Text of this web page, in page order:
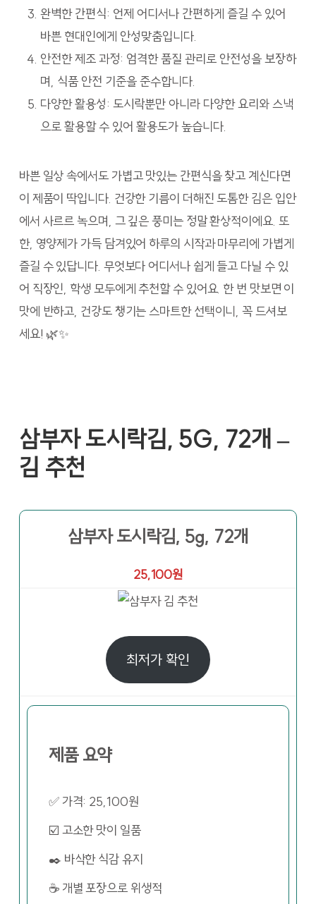
완벽한 간편식: 언제 어디서나 간편하게 즐길 수 있어
바쁜 현대인에게 안성맞춤입니다.
안전한 제조 과정: 엄격한 품질 관리로 안전성을 보장하
며, 식품 안전 기준을 준수합니다.
다양한 활용성: 도시락뿐만 아니라 다양한 요리와 스낵
으로 활용할 수 있어 활용도가 높습니다.
바쁜 일상 속에서도 가볍고 맛있는 간편식을 찾고 계신다면
이 제품이 딱입니다. 건강한 기름이 더해진 도톰한 김은 입안
에서 사르르 녹으며, 그 깊은 풍미는 정말 환상적이에요. 또
한, 영양제가 가득 담겨있어 하루의 시작과 마무리에 가볍게
즐길 수 있답니다. 무엇보다 어디서나 쉽게 들고 다닐 수 있
어 직장인, 학생 모두에게 추천할 수 있어요. 한 번 맛보면 이
맛에 반하고, 건강도 챙기는 스마트한 선택이니, 꼭 드셔보
세요! 🌿✨
삼부자 도시락김, 5G, 72개 –
김 추천
삼부자 도시락김, 5g, 72개
25,100원
최저가 확인
제품 요약
✅ 가격: 25,100원
☑️ 고소한 맛이 일품
✒️ 바삭한 식감 유지
☕ 개별 포장으로 위생적